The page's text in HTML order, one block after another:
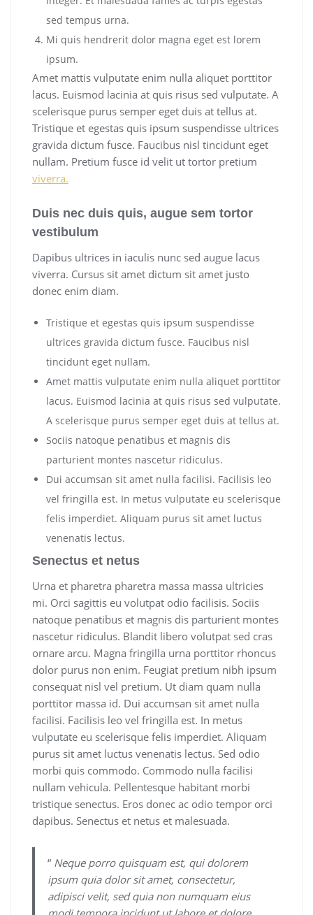
sed tempus urna.
Mi quis hendrerit dolor magna eget est lorem
ipsum.
Amet mattis vulputate enim nulla aliquet porttitor
lacus. Euismod lacinia at quis risus sed vulputate. A
scelerisque purus semper eget duis at tellus at.
Tristique et egestas quis ipsum suspendisse ultrices
gravida dictum fusce. Faucibus nisl tincidunt eget
nullam. Pretium fusce id velit ut tortor pretium
viverra.
Duis nec duis quis, augue sem tortor
vestibulum
Dapibus ultrices in iaculis nunc sed augue lacus
viverra. Cursus sit amet dictum sit amet justo
donec enim diam.
Tristique et egestas quis ipsum suspendisse
ultrices gravida dictum fusce. Faucibus nisl
tincidunt eget nullam.
Amet mattis vulputate enim nulla aliquet porttitor
lacus. Euismod lacinia at quis risus sed vulputate.
A scelerisque purus semper eget duis at tellus at.
Sociis natoque penatibus et magnis dis
parturient montes nascetur ridiculus.
Dui accumsan sit amet nulla facilisi. Facilisis leo
vel fringilla est. In metus vulputate eu scelerisque
felis imperdiet. Aliquam purus sit amet luctus
venenatis lectus.
Senectus et netus
Urna et pharetra pharetra massa massa ultricies
mi. Orci sagittis eu volutpat odio facilisis. Sociis
natoque penatibus et magnis dis parturient montes
nascetur ridiculus. Blandit libero volutpat sed cras
ornare arcu. Magna fringilla urna porttitor rhoncus
dolor purus non enim. Feugiat pretium nibh ipsum
consequat nisl vel pretium. Ut diam quam nulla
porttitor massa id. Dui accumsan sit amet nulla
facilisi. Facilisis leo vel fringilla est. In metus
vulputate eu scelerisque felis imperdiet. Aliquam
purus sit amet luctus venenatis lectus. Sed odio
morbi quis commodo. Commodo nulla facilisi
nullam vehicula. Pellentesque habitant morbi
tristique senectus. Eros donec ac odio tempor orci
dapibus. Senectus et netus et malesuada.
“ Neque porro quisquam est, qui dolorem
ipsum quia dolor sit amet, consectetur,
adipisci velit, sed quia non numquam eius